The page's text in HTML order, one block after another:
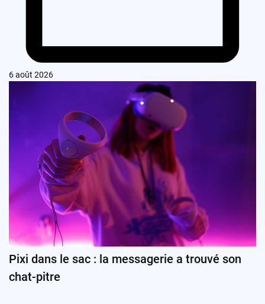
6 août 2026
Pixi dans le sac : la messagerie a trouvé son
chat-pitre